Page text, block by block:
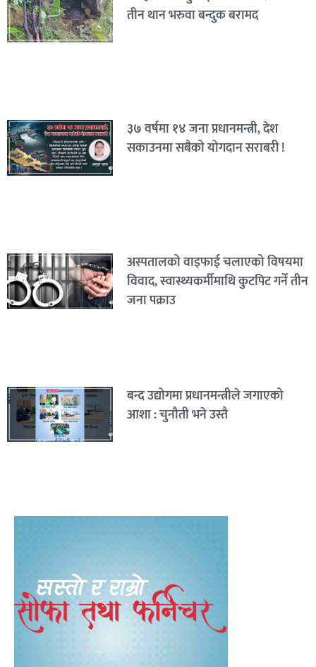
तीन थान भरुवा बन्दुक बरामद
३७ वर्षमा १४ जना प्रधानमन्त्री, देश
सकाउनमा सबैको योगदान सराबरी !
अस्पतालको वाइफाई चलाएको विषयमा
विवाद, स्वास्थ्यकर्मीमाथि कुटपिट गर्ने तीन
जना पक्राउ
बन्द उद्योगमा प्रधानमन्त्रीले जगाएको
आशा : चुनौती भने उस्तै